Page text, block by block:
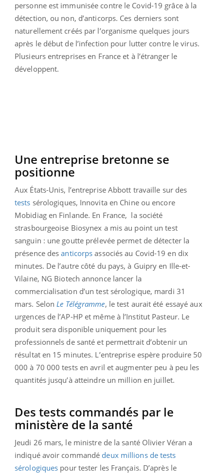
personne est immunisée contre le Covid-19 grâce à la
détection, ou non, d’anticorps. Ces derniers sont
naturellement créés par l’organisme quelques jours
après le début de l’infection pour lutter contre le virus.
Plusieurs entreprises en France et à l’étranger le
développent.
Une entreprise bretonne se
positionne
Aux États-Unis, l’entreprise Abbott travaille sur des
tests sérologiques, Innovita en Chine ou encore
Mobidiag en Finlande. En France, la société
strasbourgeoise Biosynex a mis au point un test
sanguin : une goutte prélevée permet de détecter la
présence desanticorps associés au Covid-19 en dix
minutes. De l’autre côté du pays, à Guipry en Ille-et-
Vilaine, NG Biotech annonce lancer la
commercialisation d’un test sérologique, mardi 31
mars. SelonLe Télégramme, le test aurait été essayé aux
urgences de l’AP-HP et même à l’Institut Pasteur. Le
produit sera disponible uniquement pour les
professionnels de santé et permettrait d’obtenir un
résultat en 15 minutes. L’entreprise espère produire 50
000 à 70 000 tests en avril et augmenter peu à peu les
quantités jusqu’à atteindre un million en juillet.
Des tests commandés par le
ministère de la santé
Jeudi 26 mars, le ministre de la santé Olivier Véran a
indiqué avoir commandé deux millions de tests
sérologiques pour tester les Français. D’après le